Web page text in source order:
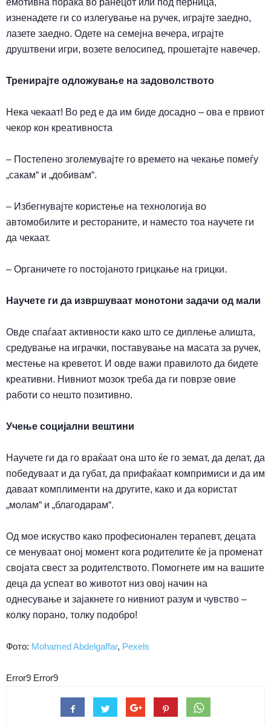
емотивна порака во ранецот или под перница,
изненадете ги со излегување на ручек, играјте заедно,
лазете заедно. Одете на семејна вечера, играјте
друштвени игри, возете велосипед, прошетајте навечер.
Тренирајте одложување на задоволството
Нека чекаат! Во ред е да им биде досадно – ова е првиот
чекор кон креативноста
– Постепено зголемувајте го времето на чекање помеѓу
„сакам“ и „добивам“.
– Избегнувајте користење на технологија во
автомобилите и рестораните, и наместо тоа научете ги
да чекаат.
– Органичете го постојаното грицкање на грицки.
Научете ги да извршуваат монотони задачи од мали
Овде спаѓаат активности како што се диплење алишта,
средување на играчки, поставување на масата за ручек,
местење на креветот. И овде важи правилото да бидете
креативни. Н ивниот мозок треба да ги поврзе овие
работи со нешто позитивно.
Учење социјални вештини
Научете ги да го враќаат она што ќе го земат, да делат, да
победуваат и да губат, да прифаќаат компримиси и да им
даваат комплименти на другите, како и да користат
„молам“ и „благодарам“.
Од мое искуство како професионален терапевт, децата
се менуваат оној момент кога родителите ќе ја променат
својата свест за родителството. Помогнете им на вашите
деца да успеат во животот низ овој начин на
однесување и зајакнете го нивниот разум и чувство –
колку порано, толку подобро!
Фото: Mohamed Abdelgaffar, Pexels
Error9 Error9